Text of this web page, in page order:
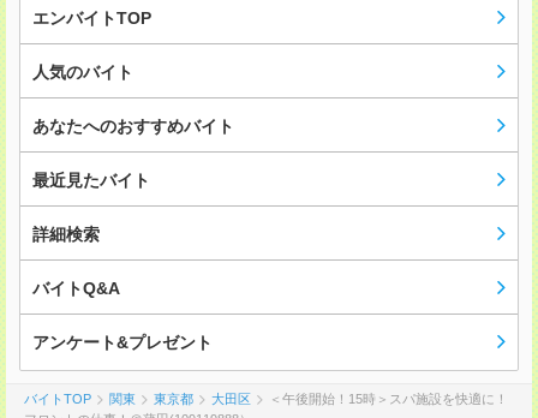
エンバイトTOP
人気のバイト
あなたへのおすすめバイト
最近見たバイト
詳細検索
バイトQ&A
アンケート&プレゼント
バイトTOP 関東 東京都 大田区
＜午後開始！15時＞スパ施設を快適に！